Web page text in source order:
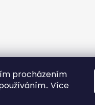
procházením
Více